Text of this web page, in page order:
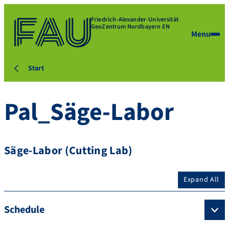
Friedrich-Alexander-Universität
GeoZentrum Nordbayern EN
Menu
Start
Pal_Säge-Labor
Säge-Labor (Cutting Lab)
Expand All
Schedule